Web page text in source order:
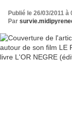
Party)
Publié le 26/03/2011 à
Par